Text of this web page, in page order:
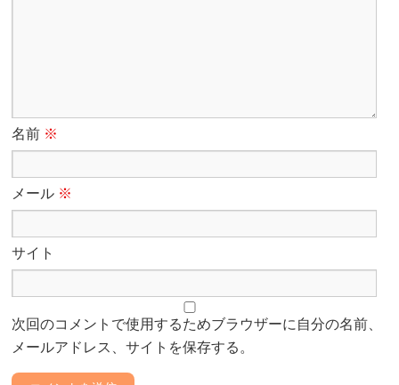
名前 ※
メール ※
サイト
次回のコメントで使用するためブラウザーに自分の名前、
メールアドレス、サイトを保存する。